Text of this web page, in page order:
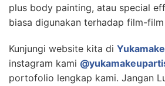
plus body painting, atau special
biasa digunakan terhadap film-
Kunjungi website kita di
instagram kami
portofolio lengkap kami. Jangan